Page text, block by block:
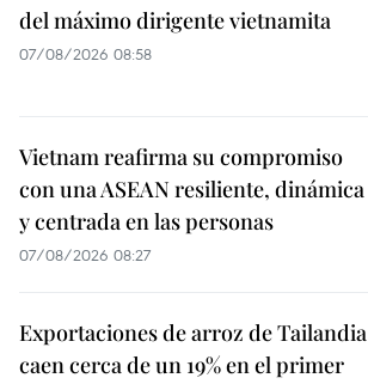
del máximo dirigente vietnamita
07/08/2026 08:58
Vietnam reafirma su compromiso
con una ASEAN resiliente, dinámica
y centrada en las personas
07/08/2026 08:27
Exportaciones de arroz de Tailandia
caen cerca de un 19% en el primer